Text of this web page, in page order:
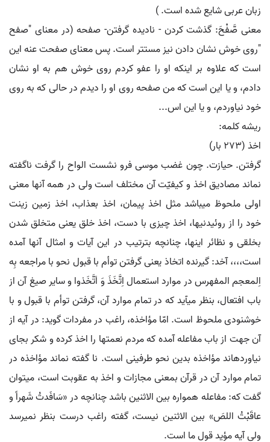
زبان عربی شایع شده است. )
معنی صَّفْحَ: گذشت کردن - نادیده گرفتن- صفحه (در معنای "صفح
"روی خوش نشان دادن نیز مستتر است. پس معنای صفحت عنه این
است که علاوه بر اینکه او را عفو کردم روی خوش هم به او نشان
دادم، و یا این است که من صفحه روی او را دیدم در حالی که به روی
خود نیاوردم، و یا این اس...
ریشه کلمه:
اخذ (۲۷۳ بار)
گرفتن. حیازت. چون غضب موسی فرو نشست الواح را گرفت ناگفته
نماند مصادیق اخذ و کیفیّت آن مختلف است ولی در همه آنها معنی
اولی ملحوظ می‏باشد مثل اخذ پیمان، اخذ بعذاب، اخذ زمین زینت
خود را از روئیدنیها، اخذ چیزی با دست، اخذ خلق یعنی متخلق شدن
بخلقی و نظائر اینها، چنانچه بترتیب در این آیات و امثال آنها آمده
است،،،، آخد: گیرنده اتخاذ یعنی گرفتن توأم با قبول نحو با مراجعه بِه
اِلمعجم المفهرس در موارد استعمال اِتَّخَذَ وَ اَتَّخَذوا و سایر صیغ آن از
باب افتعال، بنظر می‏آید که در تمام موارد آن، گرفتن توأم با قبول و با
خوشنودی ملحوظ است. امّا مؤاخذه، راغب در مفردات گوید: در آیه از
آن جهت از باب مفاعله آمده که مردم نعمت‏ها را اخذ کرده و شکر بجای
نیاورده‏اند مؤاخذه بدین نحو طرفینی است. نا گفته نماند مؤاخذه در
تمام موارد آن در قرآن بمعنی مجازات و اخذ به عقوبت است، می‏توان
گفت که: مفاعله همواره بین الاثنین باشد چنانچه در «سَافَدتُ شَهراً و
عاقَبْتُ اللصَ» بین الاثنین نیست، گفته راغب درست بنظر نمی‏رسد
ولی آیه مؤید قول ما است.